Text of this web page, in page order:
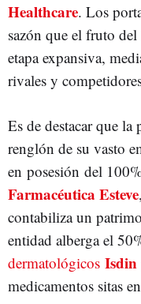
Healthcare. Los
sazón que el fruto
etapa expansiva,
rivales y
Es de destacar que
renglón de su vasto
en posesión del
Farmacéutica Esteve
contabiliza un
entidad alberga el
dermatológicos Isdin
medicamentos sitas